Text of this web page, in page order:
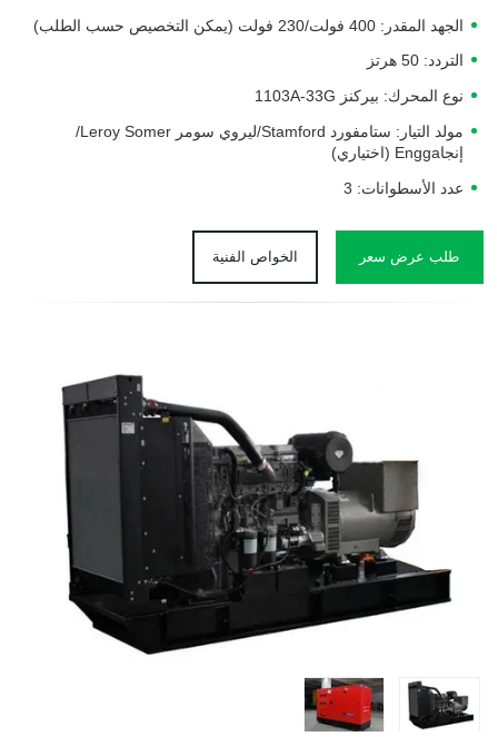
الجهد المقدر: 400 فولت/230 فولت (يمكن التخصيص حسب الطلب)
التردد: 50 هرتز
نوع المحرك: بيركنز 1103A-33G
مولد التيار: ستامفورد Stamford/ليروي سومر Leroy Somer/
إنجاEngga (اختياري)
عدد الأسطوانات: 3
طلب عرض سعر الخواص الفنية